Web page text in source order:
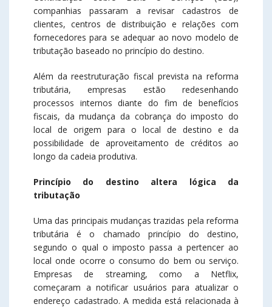
companhias passaram a revisar cadastros de
clientes, centros de distribuição e relações com
fornecedores para se adequar ao novo modelo de
tributação baseado no princípio do destino.
Além da reestruturação fiscal prevista na reforma
tributária, empresas estão redesenhando
processos internos diante do fim de benefícios
fiscais, da mudança da cobrança do imposto do
local de origem para o local de destino e da
possibilidade de aproveitamento de créditos ao
longo da cadeia produtiva.
Princípio do destino altera lógica da
tributação
Uma das principais mudanças trazidas pela reforma
tributária é o chamado princípio do destino,
segundo o qual o imposto passa a pertencer ao
local onde ocorre o consumo do bem ou serviço.
Empresas de streaming, como a Netflix,
começaram a notificar usuários para atualizar o
endereço cadastrado. A medida está relacionada à